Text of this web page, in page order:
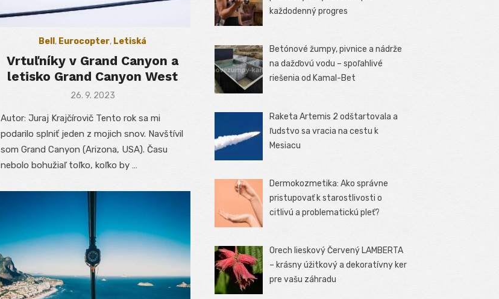
Bell , Eurocopter, Letiská
Vrtuľníky v Grand Canyon a
letisko Grand Canyon West
Posted
26. 9. 2023
Autor: Juraj Krajčírovič Tento rok sa mi
podarilo splniť jeden z mojich snov. Navštívil
som Grand Canyon (Arizona, USA). Času
nebolo bohužiaľ toľko, koľko by …
každodenný progres
Betónové žumpy, pivnice a nádrže
na dažďovú vodu – spoľahlivé
riešenia od Kamal-Bet
Raketa Artemis 2 odštartovala a
ľudstvo sa vracia na cestu k
Mesiacu
Dermokozmetika: Ako správne
pristupovať k starostlivosti o
citlivú a problematickú pleť?
Orech lieskový Červený LAMBERTA
– krásny úžitkový a dekoratívny ker
pre vašu záhradu